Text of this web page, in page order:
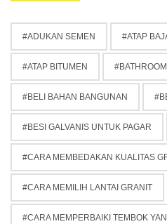
ADUKAN SEMEN ATAP
ATAP BITUMEN BATHROOM
BELI BAHAN BANGUNAN
BESI GALVANIS UNTUK PAGAR
CARA MEMBEDAKAN KUALITAS
CARA MEMILIH LANTAI GRANIT
CARA MEMPERBAIKI TEMBOK